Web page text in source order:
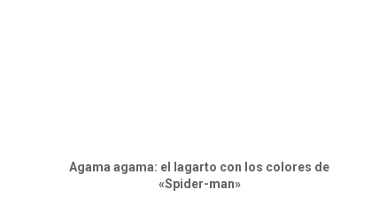
Agama agama: el lagarto con los colores de
«Spider-man»